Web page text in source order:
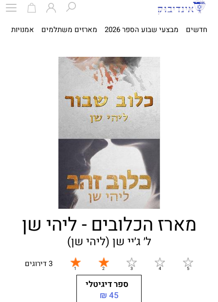
חדשים מבצעי שבוע הספר 2026 מארזים משתלמים אמנויות
מארז הכלובים - ליהי שן
ל׳ ג׳יי שן (ליהי שן)
3 דירוגים
ספר דיגיטלי
45 ₪